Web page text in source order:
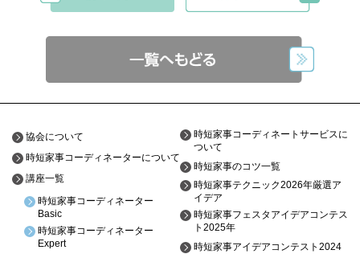
協会について
時短家事コーディネーターについて
講座一覧
時短家事コーディネーター
Basic
時短家事コーディネーター
Expert
時短家事コーディネートサービスに
ついて
時短家事のコツ一覧
時短家事テクニック2026年厳選ア
イデア
時短家事フェスタアイデアコンテス
ト2025年
時短家事アイデアコンテスト2024